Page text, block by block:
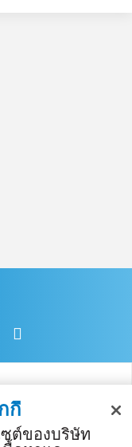
กี้
ซต์ของบริษัท